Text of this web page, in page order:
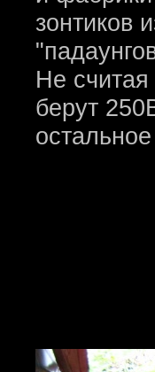
зонтиков
Не
берут